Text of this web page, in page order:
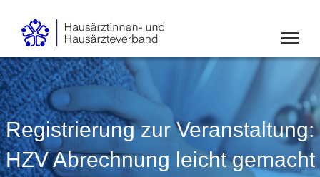
Registrierung zur Veranstaltung:
HZV Abrechnung leicht gemacht